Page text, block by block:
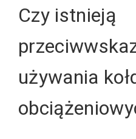
Czy istnieją
używania